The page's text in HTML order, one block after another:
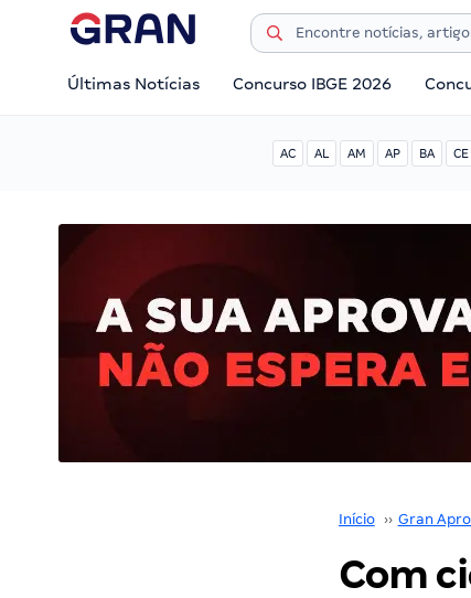
Últimas Notícias Concurso IBGE 2026
AC AL AM AP BA CE
Início ›› Gran
Com